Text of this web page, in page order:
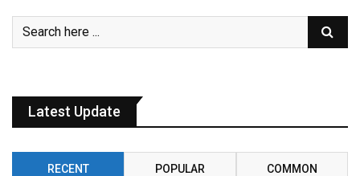
Latest Update
RECENT POPULAR COMMON